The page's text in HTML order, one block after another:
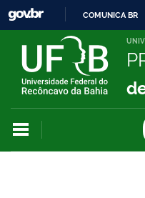
COMUNICA BR